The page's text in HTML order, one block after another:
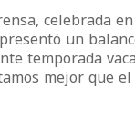
celebrada
un
temporada
mejor que